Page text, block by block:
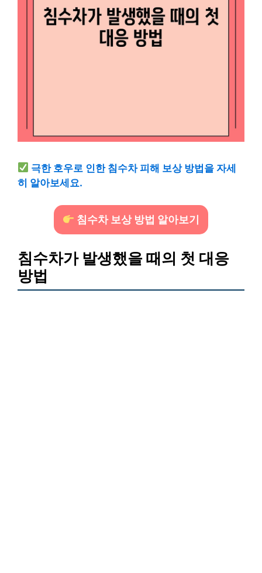
극한 호우로 인한 침수차 피해 보상 방법을 자세
히 알아보세요.
침수차 보상 방법 알아보기
침수차가 발생했을 때의 첫 대응
방법